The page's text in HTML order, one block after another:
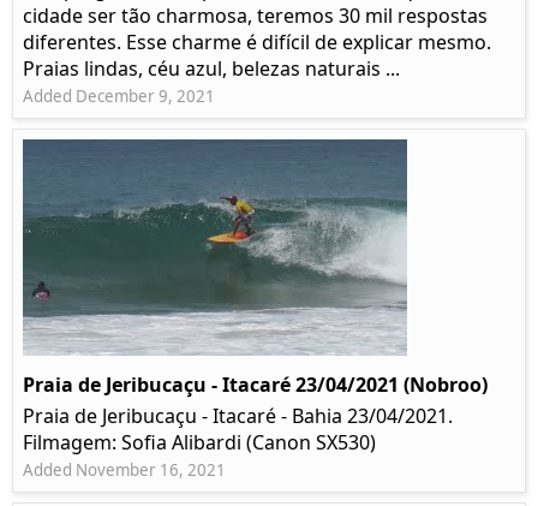
cidade ser tão charmosa, teremos 30 mil respostas
diferentes. Esse charme é difícil de explicar mesmo.
Praias lindas, céu azul, belezas naturais ...
Added December 9, 2021
Praia de Jeribucaçu - Itacaré 23/04/2021 (Nobroo)
Praia de Jeribucaçu - Itacaré - Bahia 23/04/2021.
Filmagem: Sofia Alibardi (Canon SX530)
Added November 16, 2021